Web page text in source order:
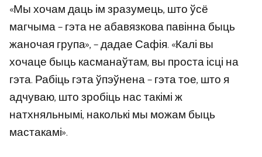
«Мы хочам даць ім зразумець, што ўсё
магчыма – гэта не абавязкова павінна быць
жаночая група», – дадае Сафія. «Калі вы
хочаце быць касманаўтам, вы проста ісці на
гэта. Рабіць гэта ўпэўнена – гэта тое, што я
адчуваю, што зробіць нас такімі ж
натхняльнымі, наколькі мы можам быць
мастакамі».